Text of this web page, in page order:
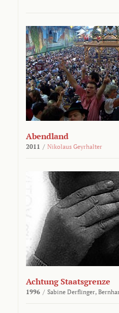
Abendland
2011 / Nikolaus Geyrhalter
Achtung Staatsgrenze
1996 / Sabine Derflinger,